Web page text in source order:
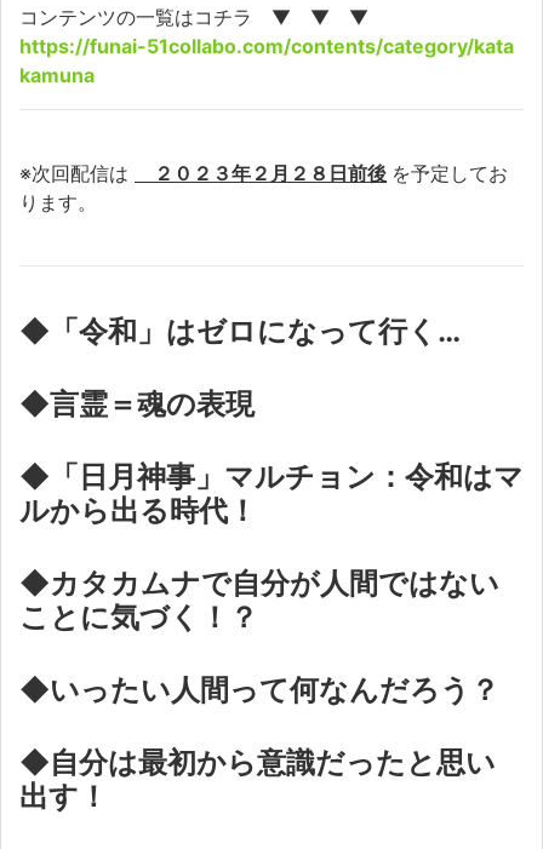
コンテンツの一覧はコチラ ▼ ▼ ▼
https://funai-51collabo.com/contents/category/kata
kamuna
※次回配信は ２０２３年２月２８日前後 を予定してお
ります。
◆「令和」はゼロになって行く…
◆言霊＝魂の表現
◆「日月神事」マルチョン：令和はマ
ルから出る時代！
◆カタカムナで自分が人間ではない
ことに気づく！？
◆いったい人間って何なんだろう？
◆自分は最初から意識だったと思い
出す！